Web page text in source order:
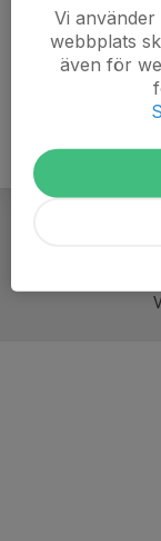
Vi
webbplats
även för